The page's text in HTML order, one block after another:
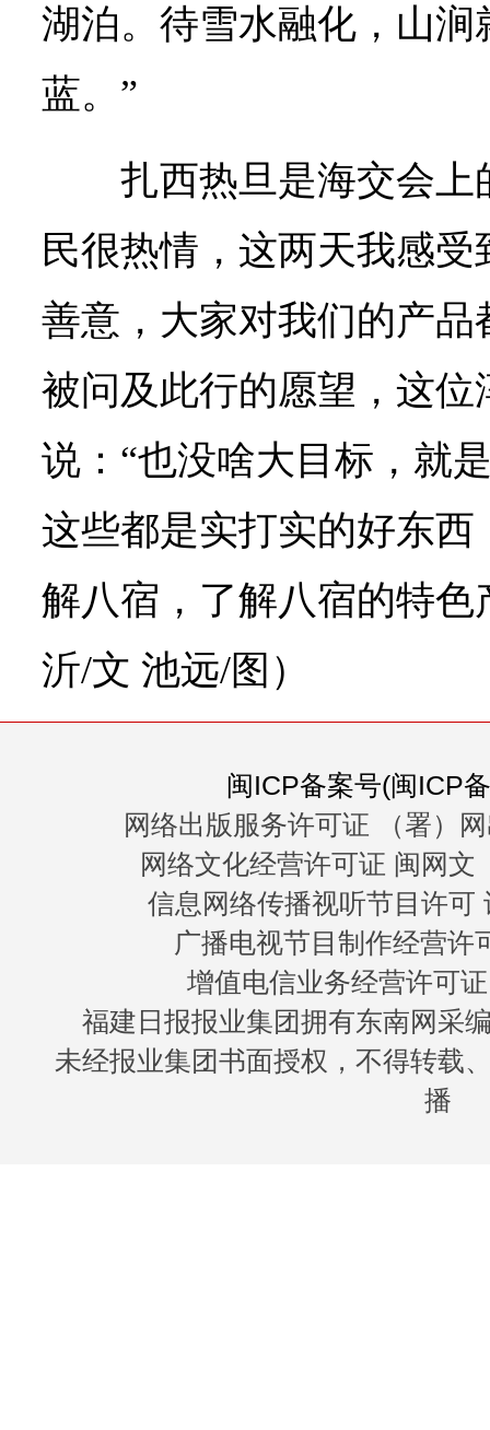
湖泊。待雪水融化，山涧
蓝。”
扎西热旦是海交会上
民很热情，这两天我感
善意，大家对我们的产品
被问及此行的愿望，这
说：“也没啥大目标，就
这些都是实打实的好东
解八宿，了解八宿的特色
沂/文 池远/图）
闽ICP备案号(闽ICP
网络出版服务许可证 （署）
网络文化经营许可证 闽网文
信息网络传播视听节目许可
广播电视节目制作经营许
增值电信业务经营许可
福建日报报业集团拥有东南网采
未经报业集团书面授权，不得转载
播